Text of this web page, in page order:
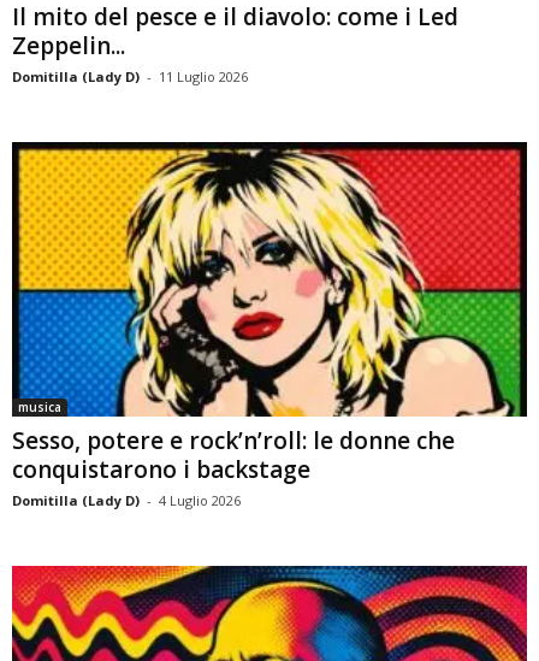
Il mito del pesce e il diavolo: come i Led
Zeppelin...
Domitilla (Lady D) - 11 Luglio 2026
musica
Sesso, potere e rock’n’roll: le donne che
conquistarono i backstage
Domitilla (Lady D) - 4 Luglio 2026